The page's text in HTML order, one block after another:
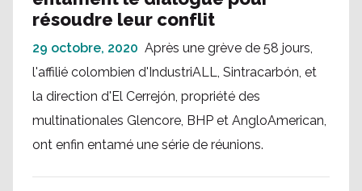
résoudre leur conflit
29 octobre, 2020 Après une grève de 58 jours,
l'affilié colombien d'IndustriALL, Sintracarbón, et
la direction d'El Cerrejón, propriété des
multinationales Glencore, BHP et AngloAmerican,
ont enfin entamé une série de réunions.